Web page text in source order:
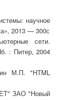
научное
2013 — 300с
сети.
: Питер, 2004
М.П. "HTML
ЗАО "Новый